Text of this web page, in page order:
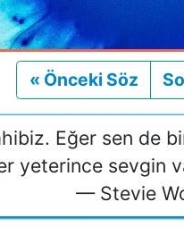
« Önceki Söz
Eğer sen de
yeterince sevgin
— Stevie